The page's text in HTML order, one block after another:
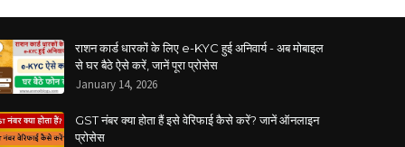
राशन कार्ड धारकों के लिए e-KYC हुई अनिवार्य - अब मोबाइल
से घर बैठे ऐसे करें, जानें पूरा प्रोसेस
January 14, 2026
GST नंबर क्या होता हैं इसे वेरिफाई कैसे करें? जानें ऑनलाइन
प्रोसेस